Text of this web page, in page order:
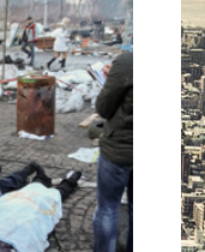
Müsahibə